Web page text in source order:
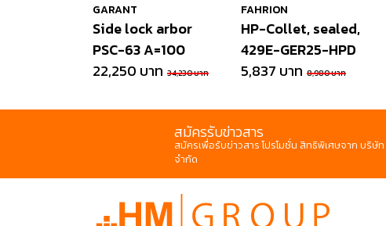
GARANT
Side lock arbor
PSC-63 A=100
22,250 บาท 34,230 บาท
FAHRION
HP-Collet, sealed,
429E-GER25-HPD
5,837 บาท 8,980 บาท
สมัครรับข่าวสาร
สมัครเพื่อรับข่าวสาร โปรโมชั่น สิทธิพิเศษจาก บริษัท
จำกัด